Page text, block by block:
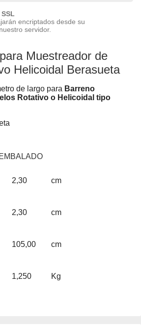
encriptados desde su
servidor.
Muestreador de
Helicoidal Berasueta
de largo para Barreno
Rotativo o Helicoidal tipo
2,30 cm
2,30 cm
105,00 cm
1,250 Kg